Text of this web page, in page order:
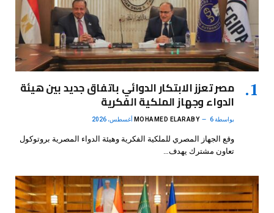
مصر تعزز الابتكار الدوائي باتفاق جديد بين هيئة
الدواء وجهاز الملكية الفكرية
بواسطة MOHAMED ELARABY 6 أغسطس، 2026
وقع الجهاز المصري للملكية الفكرية وهيئة الدواء المصرية بروتوكول
تعاون مشترك يهدف…